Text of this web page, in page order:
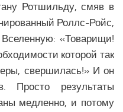
Ротшильду, смяв в
Роллс-Ройс,
«Товарищи!
которой так
свершилась!» И он
результаты
медленно, и потому